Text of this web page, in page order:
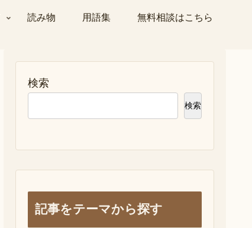
読み物 用語集 無料相談はこちら
検索
検索
記事をテーマから探す